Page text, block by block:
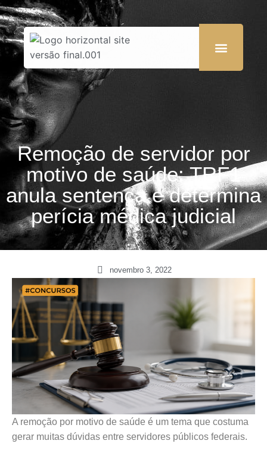
Remoção de servidor por
motivo de saúde: TRF1
anula sentença e determina
perícia médica judicial
novembro 3, 2022
A remoção por motivo de saúde é um tema que costuma
gerar muitas dúvidas entre servidores públicos federais.